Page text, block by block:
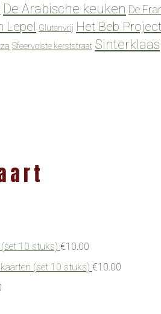
De Arabische keuken De
Lepel Glutenvrij Het Beb Project
Sfeervolste kerststraat Sinterklaas
10 stuks) €10.00
(set 10 stuks) €10.00